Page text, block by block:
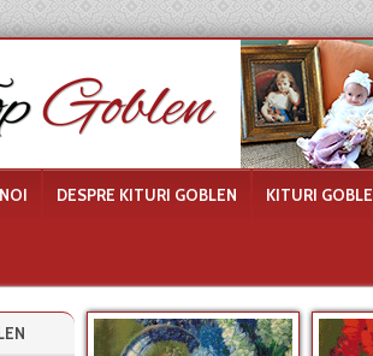
DESPRE KITURI GOBLEN KITURI